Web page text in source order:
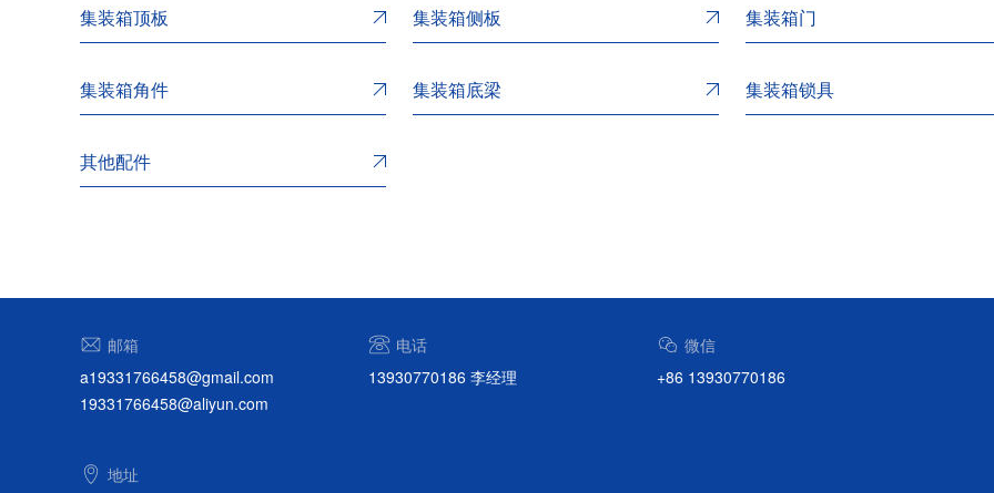
集装箱顶板 集装箱侧板 集装箱门
集装箱角件 集装箱底梁 集装箱锁具
其他配件
邮箱
a19331766458@gmail.com
19331766458@aliyun.com
电话
13930770186 李经理
微信
+86 13930770186
地址